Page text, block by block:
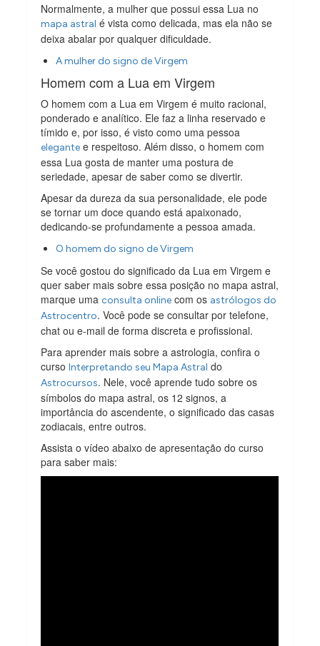
Normalmente, a mulher que possui essa Lua no
mapa astral é vista como delicada, mas ela não se
deixa abalar por qualquer dificuldade.
A mulher do signo de Virgem
Homem com a Lua em Virgem
O homem com a Lua em Virgem é muito racional,
ponderado e analítico. Ele faz a linha reservado e
tímido e, por isso, é visto como uma pessoa
elegante e respeitoso. Além disso, o homem com
essa Lua gosta de manter uma postura de
seriedade, apesar de saber como se divertir.
Apesar da dureza da sua personalidade, ele pode
se tornar um doce quando está apaixonado,
dedicando-se profundamente a pessoa amada.
O homem do signo de Virgem
Se você gostou do significado da Lua em Virgem e
quer saber mais sobre essa posição no mapa astral,
marque umaconsulta online com os astrólogos do
Astrocentro. Você pode se consultar por telefone,
chat ou e-mail de forma discreta e profissional.
Para aprender mais sobre a astrologia, confira o
cursoInterpretando seu Mapa Astral do
Astrocursos. Nele, você aprende tudo sobre os
símbolos do mapa astral, os 12 signos, a
importância do ascendente, o significado das casas
zodiacais, entre outros.
Assista o vídeo abaixo de apresentação do curso
para saber mais: